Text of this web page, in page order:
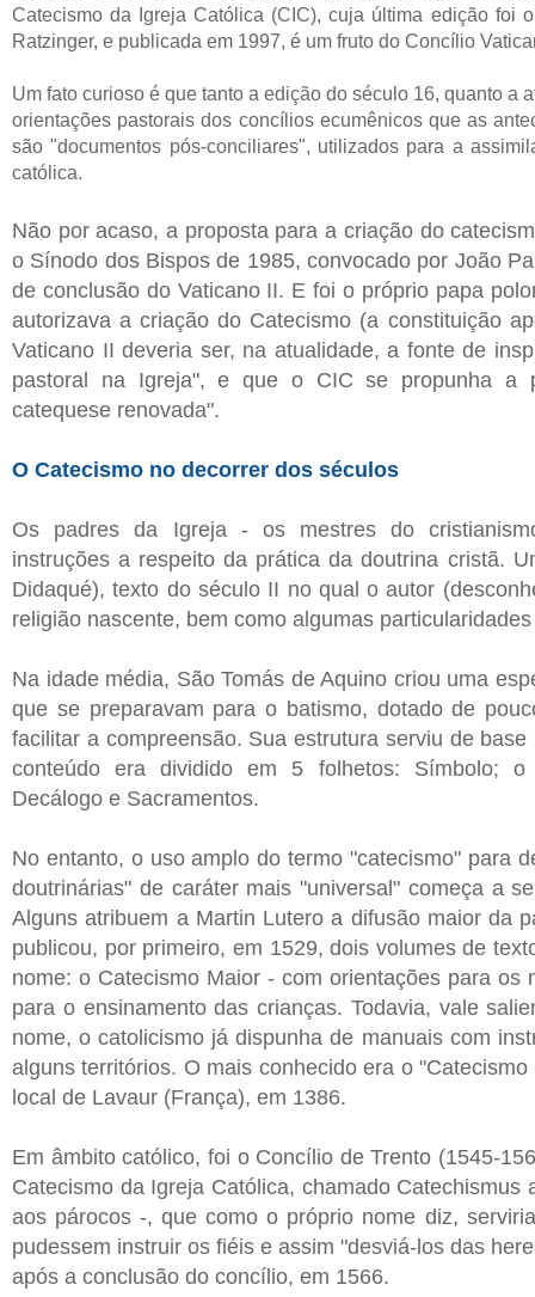
Catecismo da Igreja Católica (CIC), cuja última edição foi
Ratzinger, e publicada em 1997, é um fruto do Concílio
Um fato curioso é que tanto a edição do século 16, quanto a
orientações pastorais dos concílios ecumênicos que as
são "documentos pós-conciliares", utilizados para a
católica.
Não por acaso, a proposta para a criação do
o Sínodo dos Bispos de 1985, convocado por João
de conclusão do Vaticano II. E foi o próprio papa
autorizava a criação do Catecismo (a constituição
Vaticano II deveria ser, na atualidade, a fonte de
pastoral na Igreja", e que o CIC se propunha a
catequese renovada".
O Catecismo no decorrer dos séculos
Os padres da Igreja - os mestres do
instruções a respeito da prática da doutrina cristã.
Didaqué), texto do século II no qual o autor
religião nascente, bem como algumas
Na idade média, São Tomás de Aquino criou uma
que se preparavam para o batismo, dotado de
facilitar a compreensão. Sua estrutura serviu de
conteúdo era dividido em 5 folhetos: Símbolo; o
Decálogo e Sacramentos.
No entanto, o uso amplo do termo "catecismo" para
doutrinárias" de caráter mais "universal" começa a
Alguns atribuem a Martin Lutero a difusão maior da
publicou, por primeiro, em 1529, dois volumes de
nome: o Catecismo Maior - com orientações para os
para o ensinamento das crianças. Todavia, vale
nome, o catolicismo já dispunha de manuais com
alguns territórios. O mais conhecido era o
local de Lavaur (França), em 1386.
Em âmbito católico, foi o Concílio de Trento (1545-
Catecismo da Igreja Católica, chamado Catechismus
aos párocos -, que como o próprio nome diz,
pudessem instruir os fiéis e assim "desviá-los das
após a conclusão do concílio, em 1566.